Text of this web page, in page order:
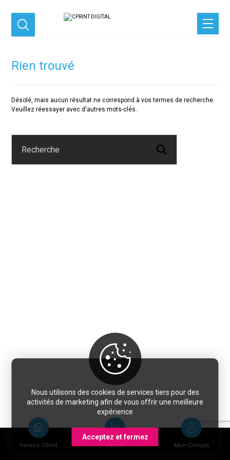
Rien trouvé
Désolé, mais aucun résultat ne correspond à vos termes de recherche.
Veuillez réessayer avec d'autres mots-clés.
Service Client Panier Mon Compte
Nous utilisons des cookies de services tiers pour des
activités de marketing afin de vous offrir une meilleure
expérience
Acceptez et fermez